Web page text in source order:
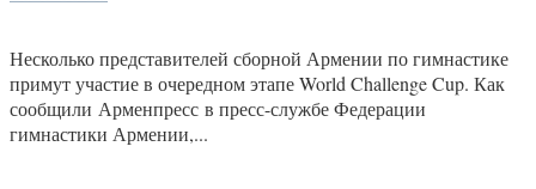
Несколько представителей сборной Армении по гимнастике
примут участие в очередном этапе World Challenge Cup. Как
сообщили Арменпресс в пресс-службе Федерации
гимнастики Армении,...